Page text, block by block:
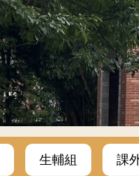
生輔組 課